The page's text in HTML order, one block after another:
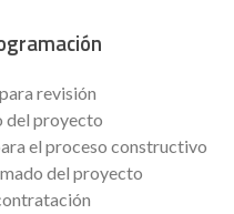
revisión
del proyecto
el proceso constructivo
del proyecto